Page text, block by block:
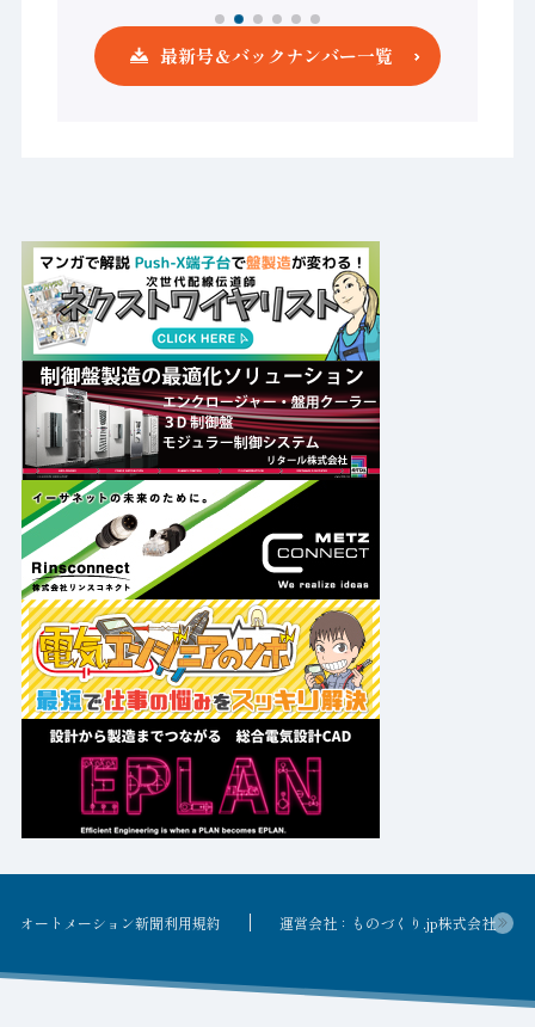
最新号＆バックナンバー一覧
オートメーション新聞利用規約 運営会社：ものづくり.jp株式会社